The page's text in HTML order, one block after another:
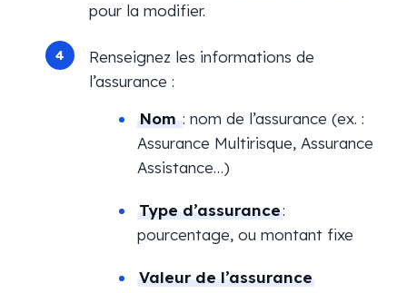
pour la modifier.
Renseignez les informations de
l’assurance :
Nom: nom de l’assurance (ex. :
Assurance Multirisque, Assurance
Assistance…)
Type d’assurance:
pourcentage, ou montant fixe
Valeur de l’assurance